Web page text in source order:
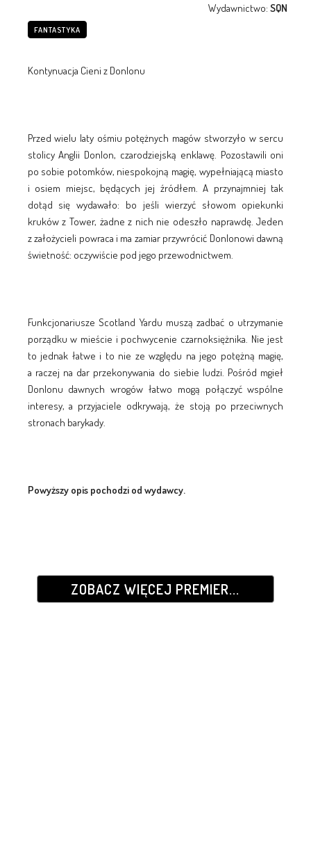
Wydawnictwo:SQN
FANTASTYKA
Kontynuacja Cieni z Donlonu
Przed wielu laty ośmiu potężnych magów stworzyło w sercu
stolicy Anglii Donlon, czarodziejską enklawę. Pozostawili oni
po sobie potomków, niespokojną magię, wypełniającą miasto
i osiem miejsc, będących jej źródłem. A przynajmniej tak
dotąd się wydawało: bo jeśli wierzyć słowom opiekunki
kruków z Tower, żadne z nich nie odeszło naprawdę. Jeden
z założycieli powraca i ma zamiar przywrócić Donlonowi dawną
świetność: oczywiście pod jego przewodnictwem.
Funkcjonariusze Scotland Yardu muszą zadbać o utrzymanie
porządku w mieście i pochwycenie czarnoksiężnika. Nie jest
to jednak łatwe i to nie ze względu na jego potężną magię,
a raczej na dar przekonywania do siebie ludzi. Pośród mgieł
Donlonu dawnych wrogów łatwo mogą połączyć wspólne
interesy, a przyjaciele odkrywają, że stoją po przeciwnych
stronach barykady.
Powyższy opis pochodzi od wydawcy.
ZOBACZ WIĘCEJ PREMIER...